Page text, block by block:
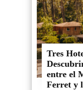
Tres
entre el
Ferret y